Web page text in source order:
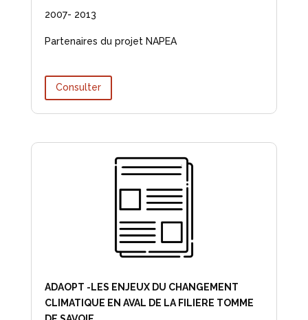
2007- 2013
Partenaires du projet NAPEA
Consulter
ADAOPT -LES ENJEUX DU CHANGEMENT
CLIMATIQUE EN AVAL DE LA FILIERE TOMME